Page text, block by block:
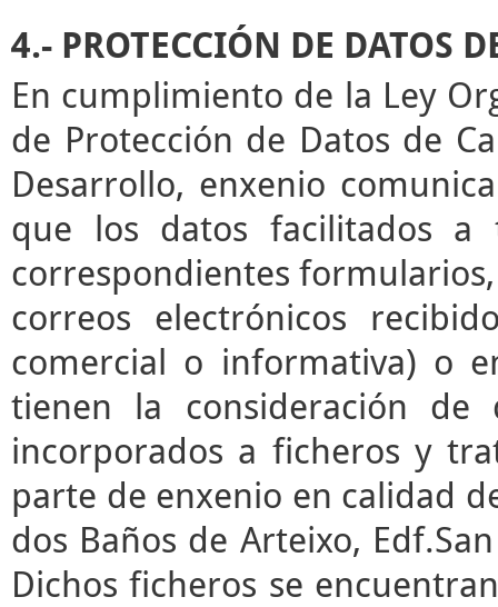
4.- PROTECCIÓN DE DATOS
En cumplimiento de la Ley
de Protección de Datos de
Desarrollo, enxenio
que los datos facilitados
correspondientes
correos electrónicos
comercial o informativa) o
tienen la consideración de
incorporados a ficheros y
parte de enxenio en calidad
dos Baños de Arteixo,
Dichos ficheros se